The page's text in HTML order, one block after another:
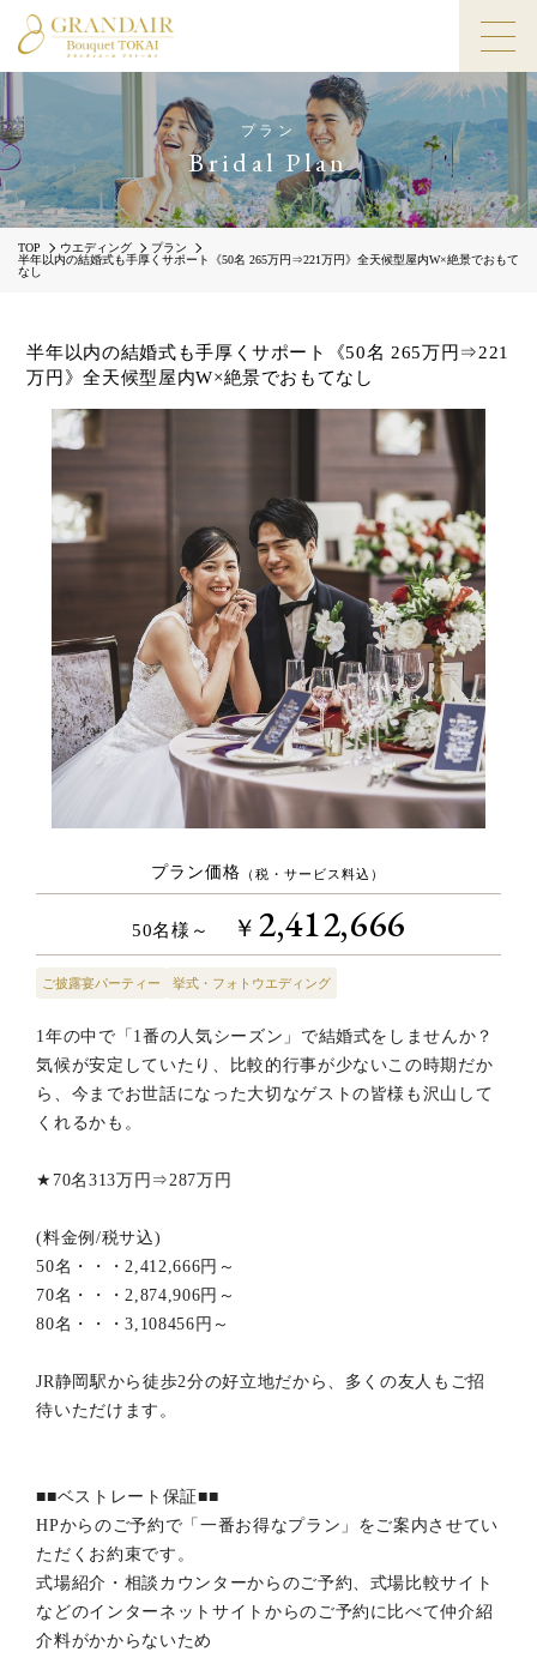
プラン
Bridal Plan
TOP ウエディング
プラン
半年以内の結婚式も手厚くサポート《50名 265万円⇒221万円》全天候型屋内W×絶景でおもて
なし
半年以内の結婚式も手厚くサポート《50名 265万円⇒221
万円》全天候型屋内W×絶景でおもてなし
プラン価格 （税・サービス料込）
50名様～ ￥ 2,412,666
ご披露宴パーティー 挙式・フォトウエディング
1年の中で「1番の人気シーズン」で結婚式をしませんか？
気候が安定していたり、比較的行事が少ないこの時期だか
ら、今までお世話になった大切なゲストの皆様も沢山して
くれるかも。
★70名313万円⇒287万円
(料金例/税サ込)
50名・・・2,412,666円～
70名・・・2,874,906円～
80名・・・3,108456円～
JR静岡駅から徒歩2分の好立地だから、多くの友人もご招
待いただけます。
■■ベストレート保証■■
HPからのご予約で「一番お得なプラン」をご案内させてい
ただくお約束です。
式場紹介・相談カウンターからのご予約、式場比較サイト
などのインターネットサイトからのご予約に比べて仲介紹
介料がかからないため